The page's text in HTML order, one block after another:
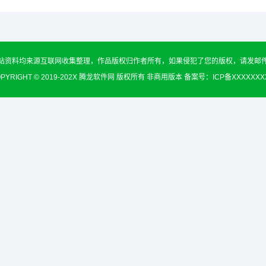
资料均来源互联网收集整理，作品版权归作者所有，如果侵犯了您的版权，请发邮
© 2019-202X 腾龙软件网 版权所有 非商用版本 备案号：
ICP备